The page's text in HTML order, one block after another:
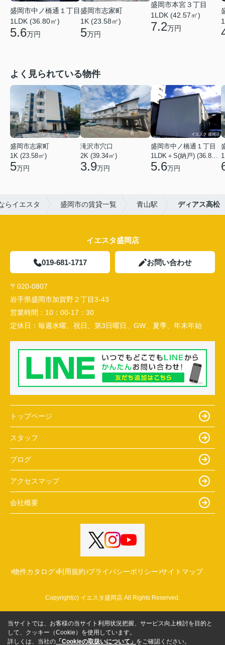
盛岡市中ノ橋通１丁目
1LDK (36.80㎡)
5.6万円
盛岡市志家町
1K (23.58㎡)
5万円
盛岡市本宮３丁目
1LDK (42.57㎡)
7.2万円
よく見られている物件
盛岡市志家町
1K (23.58㎡)
5万円
滝沢市穴口
2K (39.34㎡)
3.9万円
盛岡市中ノ橋通１丁目
1LDK＋S(納戸) (36.80㎡)
5.6万円
らイエスタ 盛岡市の賃貸一覧 青山駅 ディアス高松
イエスタ盛岡店
019-681-1717 お問い合わせ
〒020-0807
岩手県盛岡市加賀野２丁目3-43
営業時間： 10：00-17：30
定休日： 毎週水曜、祝日、第3日曜日、GW、夏季、年末年始
トップページ
スタッフ
ブログ
アクセスマップ
会社概要
物件カタログ 利用規約 プライバシーポリシー サイトマップ
Copyright(c) イエスタ盛岡店 All Rights Reserved.
当サイトでは、お客様の当サイト利用状況把握、サービス向上検討を目的と
して、クッキー（Cookie）を使用しています。
詳しくは、当社の 「Cookieの取扱いについて」 をご確認ください。